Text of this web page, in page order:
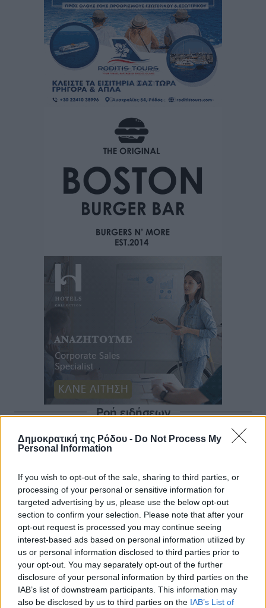
Δημοκρατική της Ρόδου - Do Not Process My
Personal Information
If you wish to opt-out of the sale, sharing to third parties, or
processing of your personal or sensitive information for
targeted advertising by us, please use the below opt-out
section to confirm your selection. Please note that after your
opt-out request is processed you may continue seeing
interest-based ads based on personal information utilized by
us or personal information disclosed to third parties prior to
your opt-out. You may separately opt-out of the further
disclosure of your personal information by third parties on the
IAB’s list of downstream participants. This information may
also be disclosed by us to third parties on the IAB’s List of
Ροή ειδήσεων
«Στέρεψε» η αγορά από πινακίδες κυκλοφορίας:
αναζητά το υπουργείο
Ειδήσεις• πριν 42 λεπτά
Νέες τουρκικές παραβιάσεις στο Αιγαίο – Μία
εμπλοκή με ελληνικά μαχητικά
Ειδήσεις• πριν 46 λεπτά
Γονικές παροχές: Οι παγίδες στις μεταφορές
χρημάτων που μπορεί να κοστίσουν σε φόρο